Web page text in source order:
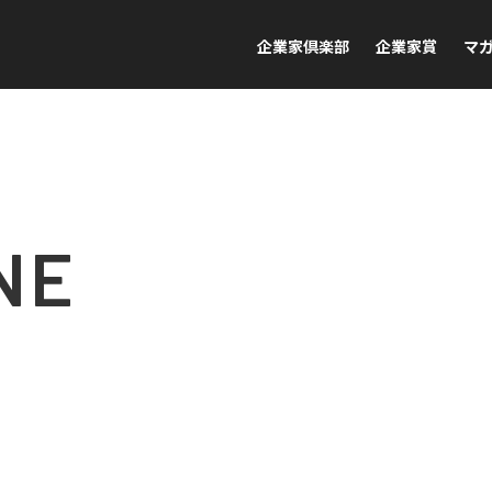
企業家倶楽部 企業家賞 マ